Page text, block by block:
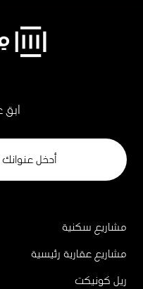
Project
Footer
مشاريع سكنية
مشاريع عقارية رئيسية
ريل كونيكت